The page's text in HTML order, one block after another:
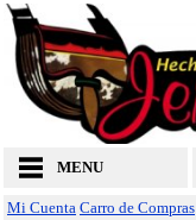
MENU
Mi Cuenta Carro de Compras